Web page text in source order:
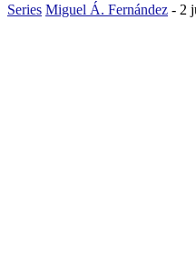
Series Miguel Á. Fernández - 2